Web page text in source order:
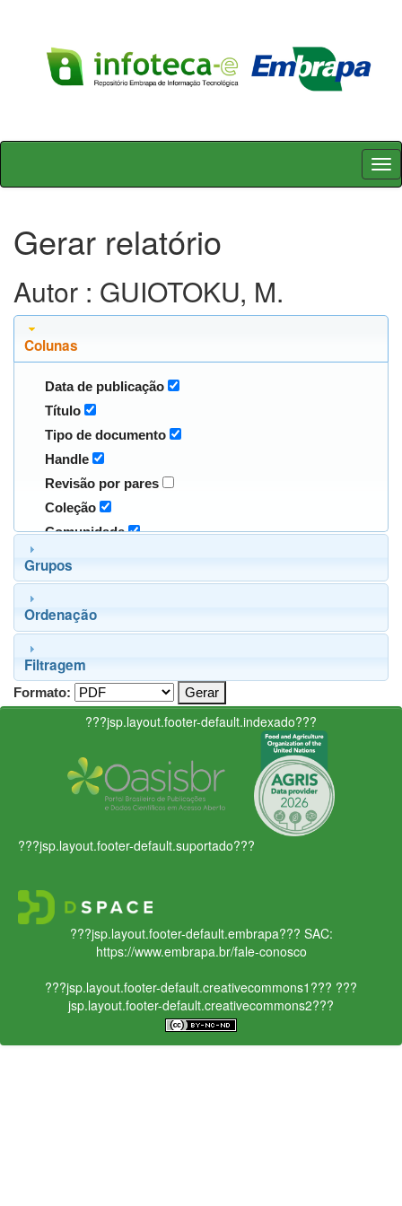
Skip
Gerar relatório
Autor : GUIOTOKU, M.
Colunas
Data de publicação
Título
Tipo de documento
Handle
Revisão por pares
Coleção
Comunidade
Grupos
Ordenação
Filtragem
Formato:
???jsp.layout.footer-default.indexado???
???jsp.layout.footer-default.suportado???
???jsp.layout.footer-default.embrapa??? SAC:
https://www.embrapa.br/fale-conosco
???jsp.layout.footer-default.creativecommons1??? ???
jsp.layout.footer-default.creativecommons2???